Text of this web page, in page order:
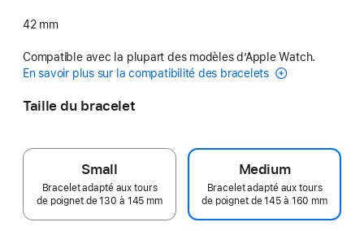
42 mm
Compatible avec la plupart des modèles d’Apple Watch.
En savoir plus sur la compatibilité des bracelets
Taille du bracelet
Small
Bracelet adapté aux tours
de poignet de 130 à 145 mm
Medium
Bracelet adapté aux tours
de poignet de 145 à 160 mm